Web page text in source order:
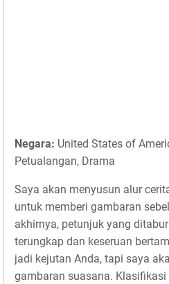
Negara: United States of
Petualangan, Drama
Saya akan menyusun alur
untuk memberi gambaran
akhirnya, petunjuk yang
terungkap dan keseruan
jadi kejutan Anda, tapi saya
gambaran suasana.